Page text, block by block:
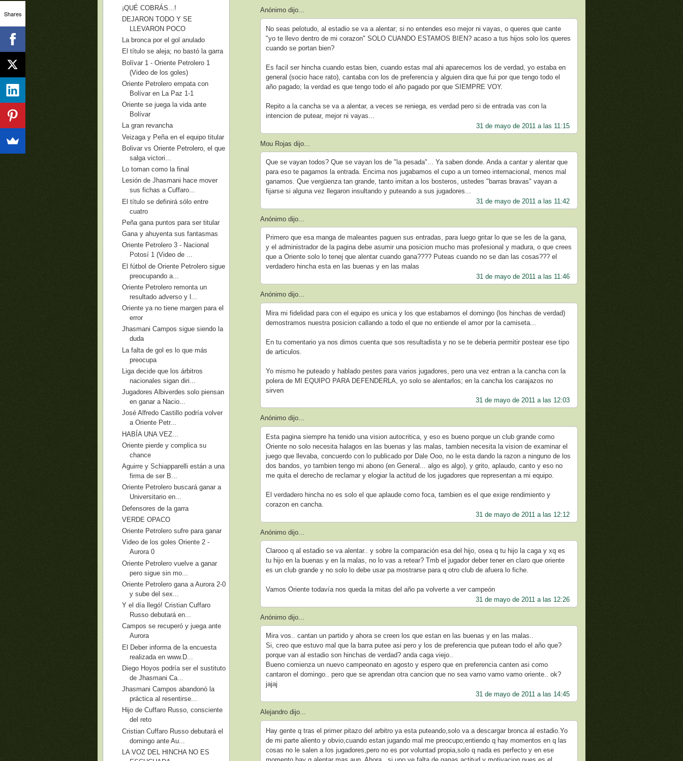
Anónimo dijo...
No seas pelotudo, al estadio se va a alentar; si no entendes eso mejor ni vayas, o queres que cante
"yo te llevo dentro de mi corazon" SOLO CUANDO ESTAMOS BIEN? acaso a tus hijos solo los queres
cuando se portan bien?
Es facil ser hincha cuando estas bien, cuando estas mal ahi aparecemos los de verdad, yo estaba en
general (socio hace rato), cantaba con los de preferencia y alguien dira que fui por que tengo todo el
año pagado; la verdad es que tengo todo el año pagado por que SIEMPRE VOY.
Repito a la cancha se va a alentar, a veces se reniega, es verdad pero si de entrada vas con la
intencion de putear, mejor ni vayas...
31 de mayo de 2011 a las 11:15
Mou Rojas dijo...
Que se vayan todos? Que se vayan los de "la pesada"... Ya saben donde. Anda a cantar y alentar que
para eso te pagamos la entrada. Encima nos jugabamos el cupo a un torneo internacional, menos mal
ganamos. Que vergüenza tan grande, tanto imitan a los bosteros, ustedes "barras bravas" vayan a
fijarse si alguna vez llegaron insultando y puteando a sus jugadores...
31 de mayo de 2011 a las 11:42
Anónimo dijo...
Primero que esa manga de maleantes paguen sus entradas, para luego gritar lo que se les de la gana,
y el administrador de la pagina debe asumir una posicion mucho mas profesional y madura, o que crees
que a Oriente solo lo tenej que alentar cuando gana???? Puteas cuando no se dan las cosas??? el
verdadero hincha esta en las buenas y en las malas
31 de mayo de 2011 a las 11:46
Anónimo dijo...
Mira mi fidelidad para con el equipo es unica y los que estabamos el domingo (los hinchas de verdad)
demostramos nuestra posicion callando a todo el que no entiende el amor por la camiseta...
En tu comentario ya nos dimos cuenta que sos resultadista y no se te deberia permitir postear ese tipo
de articulos.
Yo mismo he puteado y hablado pestes para varios jugadores, pero una vez entran a la cancha con la
polera de MI EQUIPO PARA DEFENDERLA, yo solo se alentarlos; en la cancha los carajazos no
sirven
31 de mayo de 2011 a las 12:03
Anónimo dijo...
Esta pagina siempre ha tenido una vision autocritica, y eso es bueno porque un club grande como
Oriente no solo necesita halagos en las buenas y las malas, tambien necesita la vision de examinar el
juego que llevaba, concuerdo con lo publicado por Dale Ooo, no le esta dando la razon a ninguno de los
dos bandos, yo tambien tengo mi abono (en General... algo es algo), y grito, aplaudo, canto y eso no
me quita el derecho de reclamar y elogiar la actitud de los jugadores que representan a mi equipo.
El verdadero hincha no es solo el que aplaude como foca, tambien es el que exige rendimiento y
corazon en cancha.
31 de mayo de 2011 a las 12:12
Anónimo dijo...
Clarooo q al estadio se va alentar.. y sobre la comparación esa del hijo, osea q tu hijo la caga y xq es
tu hijo en la buenas y en la malas, no lo vas a retear? Tmb el jugador deber tener en claro que oriente
es un club grande y no solo lo debe usar pa mostrarse para q otro club de afuera lo fiche.
Vamos Oriente todavía nos queda la mitas del año pa volverte a ver campeón
31 de mayo de 2011 a las 12:26
Anónimo dijo...
Mira vos.. cantan un partido y ahora se creen los que estan en las buenas y en las malas..
Si, creo que estuvo mal que la barra putee asi pero y los de preferencia que putean todo el año que?
porque van al estadio son hinchas de verdad? anda caga viejo..
Bueno comienza un nuevo campeonato en agosto y espero que en preferencia canten asi como
cantaron el domingo.. pero que se aprendan otra cancion que no sea vamo vamo vamo oriente.. ok?
jajaj
31 de mayo de 2011 a las 14:45
Alejandro dijo...
Hay gente q tras el primer pitazo del arbitro ya esta puteando,solo va a descargar bronca al estadio.Yo
de mi parte aliento y obvio,cuando estan jugando mal me preocupo;entiendo q hay momentos en q las
cosas no le salen a los jugadores,pero no es por voluntad propia,solo q nada es perfecto y en ese
¡QUÉ COBRÁS...!
DEJARON TODO Y SE
LLEVARON POCO
La bronca por el gol anulado
El título se aleja; no bastó la garra
Bolívar 1 - Oriente Petrolero 1
(Video de los goles)
Oriente Petrolero empata con
Bolívar en La Paz 1-1
Oriente se juega la vida ante
Bolívar
La gran revancha
Veizaga y Peña en el equipo titular
Bolivar vs Oriente Petrolero, el que
salga victori...
Lo toman como la final
Lesión de Jhasmani hace mover
sus fichas a Cuffaro...
El título se definirá sólo entre
cuatro
Peña gana puntos para ser titular
Gana y ahuyenta sus fantasmas
Oriente Petrolero 3 - Nacional
Potosí 1 (Video de ...
El fútbol de Oriente Petrolero sigue
preocupando a...
Oriente Petrolero remonta un
resultado adverso y l...
Oriente ya no tiene margen para el
error
Jhasmani Campos sigue siendo la
duda
La falta de gol es lo que más
preocupa
Liga decide que los árbitros
nacionales sigan diri...
Jugadores Albiverdes solo piensan
en ganar a Nacio...
José Alfredo Castillo podría volver
a Oriente Petr...
HABÍA UNA VEZ...
Oriente pierde y complica su
chance
Aguirre y Schiapparelli están a una
firma de ser B...
Oriente Petrolero buscará ganar a
Universitario en...
Defensores de la garra
VERDE OPACO
Oriente Petrolero sufre para ganar
Video de los goles Oriente 2 -
Aurora 0
Oriente Petrolero vuelve a ganar
pero sigue sin mo...
Oriente Petrolero gana a Aurora 2-0
y sube del sex...
Y el día llegó! Cristian Cuffaro
Russo debutará en...
Campos se recuperó y juega ante
Aurora
El Deber informa de la encuesta
realizada en www.D...
Diego Hoyos podría ser el sustituto
de Jhasmani Ca...
Jhasmani Campos abandonó la
práctica al resentirse...
Hijo de Cuffaro Russo, consciente
del reto
Cristian Cuffaro Russo debutará el
domingo ante Au...
LA VOZ DEL HINCHA NO ES
Shares